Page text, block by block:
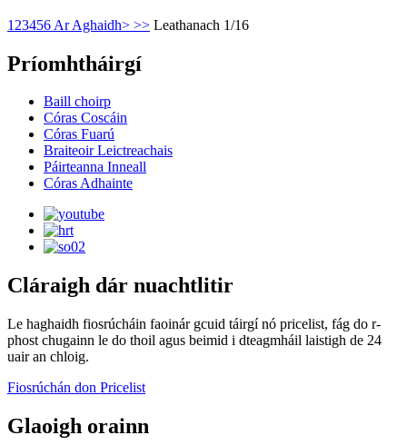
1 23456 Ar Aghaidh> >> Leathanach 1/16
Príomhtháirgí
Baill choirp
Córas Coscáin
Córas Fuarú
Braiteoir Leictreachais
Páirteanna Inneall
Córas Adhainte
Cláraigh dár nuachtlitir
Le haghaidh fiosrúcháin faoinár gcuid táirgí nó pricelist, fág do r-
phost chugainn le do thoil agus beimid i dteagmháil laistigh de 24
uair an chloig.
Fiosrúchán don Pricelist
Glaoigh orainn